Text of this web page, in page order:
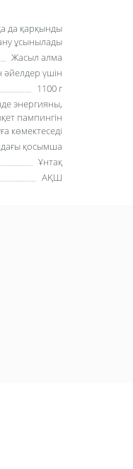
да қарқынды
ұсынылады
Жасыл алма
әйелдер үшін
1100 г
энергияны,
пампингін
көмектеседі
қосымша
Ұнтақ
АҚШ